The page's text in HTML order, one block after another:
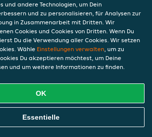
und die Person, die dir das Guthaben
Verantwortung für die Verarbeitung
personenbezogenen Daten haben.
Fragen oder Beschwerden in Bezug auf
personenbezogenen Daten haben,
gerne. Wir würden uns auch über
zur Verbesserung unserer Erklärung
personenbezogener Daten sehr ernst
wir angemessene Maßnahmen, um
und andere Technologien, um Dein
und zu personalisieren, für Analysen zur
in Zusammenarbeit mit Dritten. Wir
Cookies und Cookies von Dritten. Wenn Du
Du die Verwendung aller Cookies. Wir setzen
Wähle Einstellungen verwalten, um zu
Du akzeptieren möchtest, um Deine
und um weitere Informationen zu finden.
OK
Essentielle